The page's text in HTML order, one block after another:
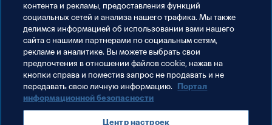
Terms of service
контента и рекламы, предоставления функций
социальных сетей и анализа нашего трафика. Мы также
делимся информацией об использовании вами нашего
сайта с нашими партнерами по социальным сетям,
рекламе и аналитике. Вы можете выбрать свои
предпочтения в отношении файлов cookie, нажав на
кнопки справа и поместив запрос не продавать и не
передавать свою личную информацию. Портал
информационной безопасности
Центр настроек